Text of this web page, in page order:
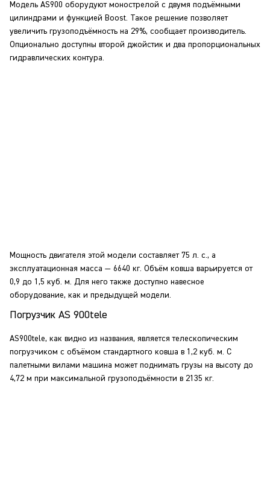
Модель AS900 оборудуют монострелой с двумя подъёмными
цилиндрами и функцией Boost. Такое решение позволяет
увеличить грузоподъёмность на 29%, сообщает производитель.
Опционально доступны второй джойстик и два пропорциональных
гидравлических контура.
Мощность двигателя этой модели составляет 75 л. с., а
эксплуатационная масса — 6640 кг. Объём ковша варьируется от
0,9 до 1,5 куб. м. Для него также доступно навесное
оборудование, как и предыдущей модели.
Погрузчик AS 900tele
AS900tele, как видно из названия, является телескопическим
погрузчиком с объёмом стандартного ковша в 1,2 куб. м. С
палетными вилами машина может поднимать грузы на высоту до
4,72 м при максимальной грузоподъёмности в 2135 кг.